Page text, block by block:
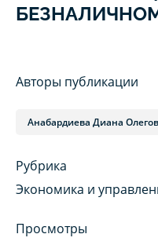
Авторы публикации
Анабардиева Диана
Рубрика
Экономика и
Просмотры